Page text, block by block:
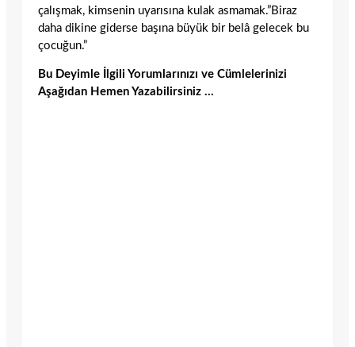
çalışmak, kimsenin uyarısına kulak asmamak.”Biraz
daha dikine giderse başına büyük bir belâ gelecek bu
çocuğun.”
Bu Deyimle İlgili Yorumlarınızı ve Cümlelerinizi
Aşağıdan Hemen Yazabilirsiniz …